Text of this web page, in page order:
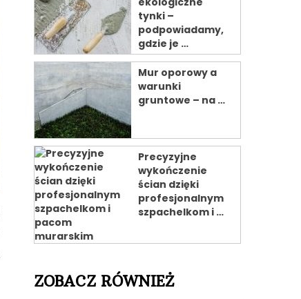
tynki –
podpowiadamy,
gdzie je …
Mur oporowy a
warunki
gruntowe – na …
Precyzyjne
wykończenie
ścian dzięki
profesjonalnym
szpachelkom i …
ZOBACZ RÓWNIEŻ